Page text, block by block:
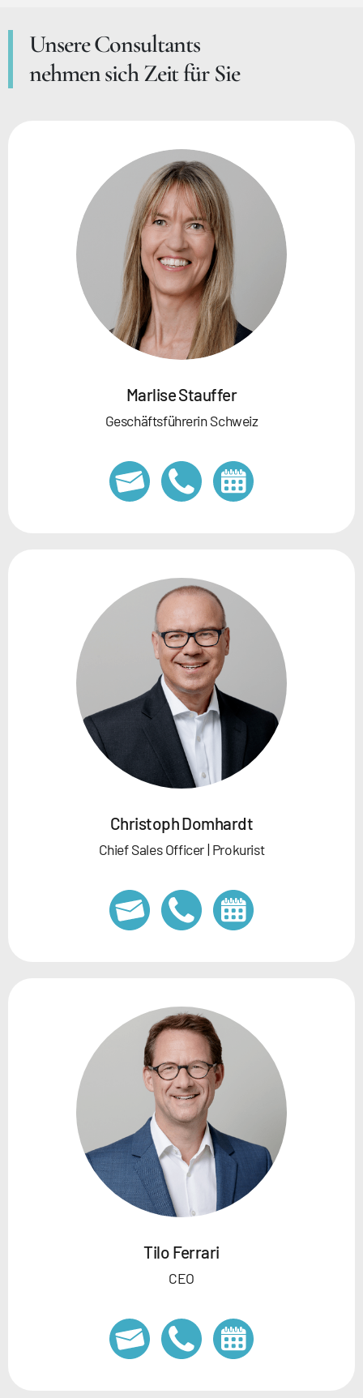
Unsere Consultants
nehmen sich Zeit für Sie
Marlise Stauffer
Geschäftsführerin Schweiz
Christoph Domhardt
Chief Sales Officer | Prokurist
Tilo Ferrari
CEO